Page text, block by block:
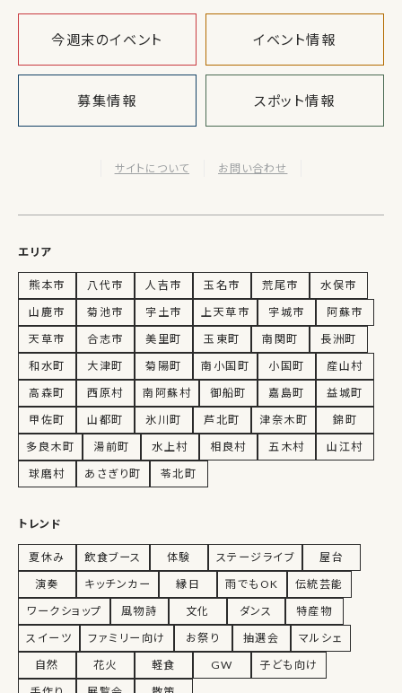
今週末のイベント イベント情報
募集情報 スポット情報
サイトについて お問い合わせ
エリア
熊本市 八代市 人吉市 玉名市 荒尾市
水俣市
山鹿市
菊池市 宇土市 上天草市 宇城市
阿蘇市
天草市
合志市 美里町 玉東町 南関町
長洲町
和水町
大津町 菊陽町 南小国町 小国町
産山村
高森町
西原村 南阿蘇村 御船町 嘉島町
益城町
甲佐町
山都町 氷川町 芦北町 津奈木町
錦町
多良木町
湯前町 水上村 相良村 五木村
山江村
球磨村
あさぎり町 苓北町
トレンド
夏休み 飲食ブース 体験 ステージライブ
屋台
演奏
キッチンカー 縁日 雨でもOK
伝統芸能
ワークショップ
風物詩 文化 ダンス
特産物
スイーツ
ファミリー向け お祭り 抽選会
マルシェ
自然
花火 軽食 GW
子ども向け